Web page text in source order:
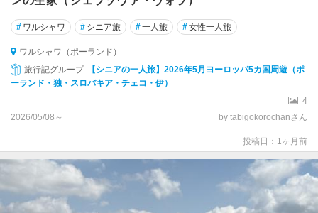
# ワルシャワ # シニア旅 #一人旅 #女性一人旅
ワルシャワ（ポーランド）
旅行記グループ
【シニアの一人旅】2026年5月ヨーロッパ5カ国周遊（ポ
ーランド・独・スロバキア・チェコ・伊）
4
2026/05/08～
by tabigokorochanさん
投稿日：1ヶ月前